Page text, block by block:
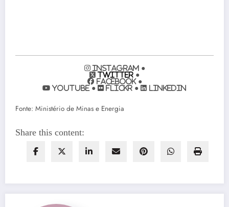
Instagram ●
Twitter ●
Facebook ●
YouTube ●
Flickr ● LinkedIn
Fonte: Ministério de Minas e Energia
Share this content: